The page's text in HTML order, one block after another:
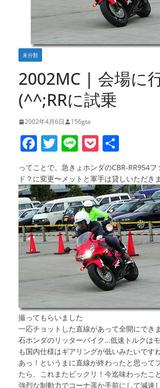
未分類
2002MC | 会場に
(^^;RRに試乗
2002年4月6日 156gta
F
a
c
e
b
o
o
k
T
w
itt
er
Li
n
e
P
o
ck
et
有
ってことで、急きょホンダのCBR-RR954フ
ド？に変更〜メットと軍手は貸しいただき
撮ってもらいました
一応チョットした直線があって全開にでき
石ホンダのリッターバイク…低速トルクは
も国内仕様はギアリングが低いみたいですね
あっ！というまに直線が終わったと思って
たら、これまたビックリ！今迄味わったこ
強烈な制動力でコーナ遥か手前にして減速